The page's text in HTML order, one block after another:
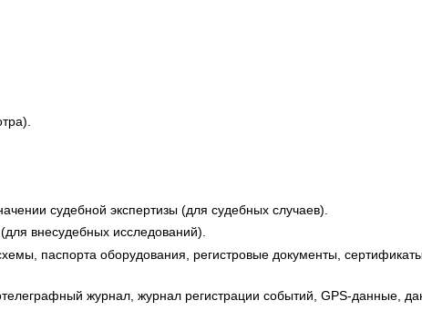
судебной экспертизы (для судебных случаев).
внесудебных исследований).
паспорта оборудования, регистровые документы,
журнал, журнал регистрации событий, GPS-данные,